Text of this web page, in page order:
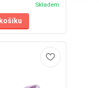
Skladem